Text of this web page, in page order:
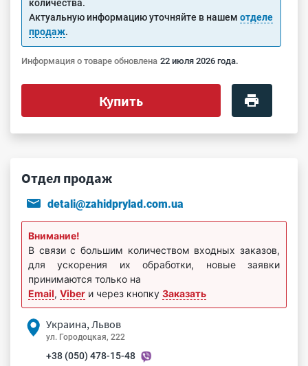
количества.
Актуальную информацию уточняйте в нашем отделе
продаж.
Информация о товаре обновлена 22 июля 2026 года.
Купить
Отдел продаж
detali@zahidprylad.com.ua
Внимание!
В связи с большим количеством входных заказов,
для ускорения их обработки, новые заявки
принимаются только на
Email, Viber и через кнопку Заказать
Украина, Львов
ул. Городоцкая, 222
+38 (050) 478-15-48